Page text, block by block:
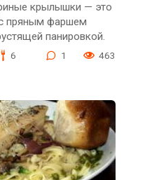
крылышки — это
пряным фаршем
панировкой.
6 1 463